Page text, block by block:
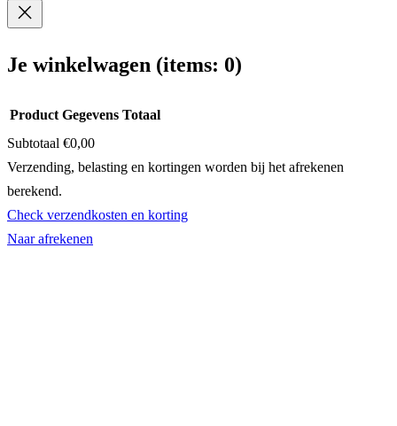
Je winkelwagen (items: 0)
Producten
in
winkelwagen
Product Gegevens Totaal
Subtotaal €0,00
Verzending, belasting en kortingen worden bij het afrekenen
berekend.
Check verzendkosten en korting
Naar afrekenen